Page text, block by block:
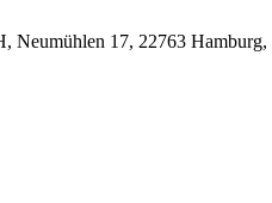
Neumühlen 17, 22763